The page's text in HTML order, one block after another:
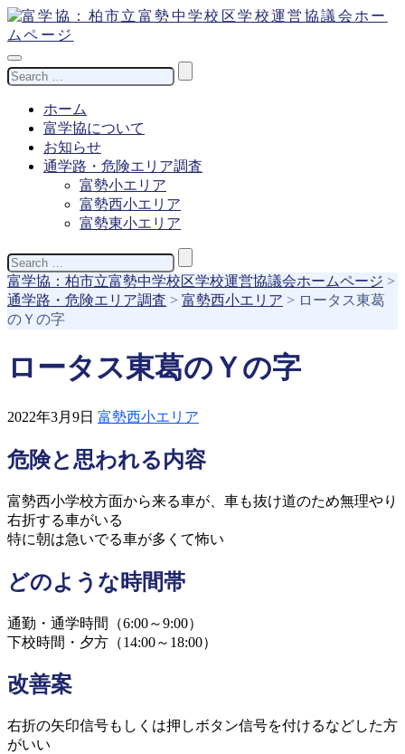
Search
for:
ホーム
富学協について
お知らせ
通学路・危険エリア調査
富勢小エリア
富勢西小エリア
富勢東小エリア
Search
for:
富学協：柏市立富勢中学校区学校運営協議会ホームページ >
通学路・危険エリア調査 > 富勢西小エリア > ロータス東葛
のＹの字
ロータス東葛のＹの字
2022年3月9日 富勢西小エリア
危険と思われる内容
富勢西小学校方面から来る車が、車も抜け道のため無理やり
右折する車がいる
特に朝は急いでる車が多くて怖い
どのような時間帯
通勤・通学時間（6:00～9:00）
下校時間・夕方（14:00～18:00）
改善案
右折の矢印信号もしくは押しボタン信号を付けるなどした方
がいい